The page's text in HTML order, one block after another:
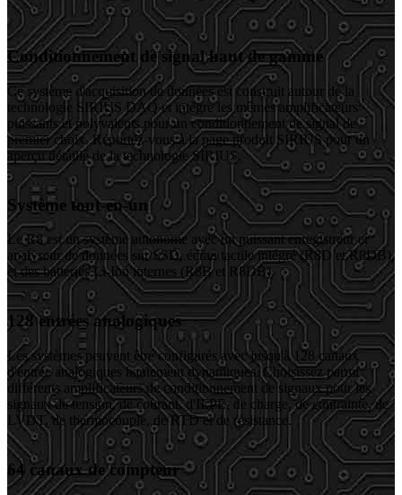
Conditionnement de signal haut de gamme
Ce système d'acquisition de données est construit autour de la
technologie SIRIUS DAQ et intègre les mêmes amplificateurs
puissants et polyvalents pour un conditionnement de signal de
premier choix. Reportez-vous à la page produit SIRIUS pour un
aperçu détaillé de la technologie SIRIUS.
Système tout-en-un
Le R8 est un système autonome avec un puissant enregistreur et
analyseur de données sur SSD, écran tactile intégré (R8D et R8DB),
et des batteries Li-Ion internes (R8B et R8DB).
128 entrées analogiques
Les systèmes peuvent être configurés avec jusqu'à 128 canaux
d'entrée analogiques hautement dynamiques. Choisissez parmi
différents amplificateurs de conditionnement de signaux pour les
signaux de tension, de courant, d'IEPE, de charge, de contrainte, de
LVDT, de thermocouple, de RTD et de résistance.
64 canaux de compteur